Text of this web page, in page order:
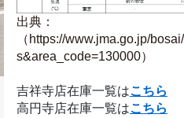
出典：
（https://www.jma.go.jp/
s&area_code=130000）
吉祥寺店在庫一覧はこちら
高円寺店在庫一覧はこちら